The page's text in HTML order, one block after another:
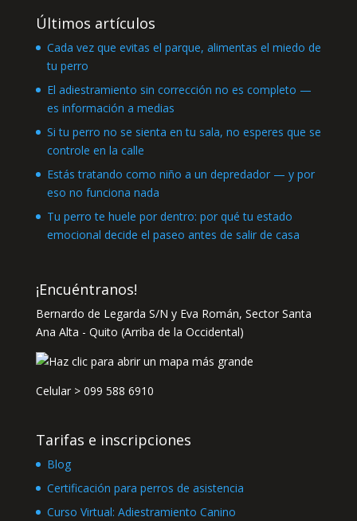
Últimos artículos
Cada vez que evitas el parque, alimentas el miedo de
tu perro
El adiestramiento sin corrección no es completo —
es información a medias
Si tu perro no se sienta en tu sala, no esperes que se
controle en la calle
Estás tratando como niño a un depredador — y por
eso no funciona nada
Tu perro te huele por dentro: por qué tu estado
emocional decide el paseo antes de salir de casa
¡Encuéntranos!
Bernardo de Legarda S/N y Eva Román, Sector Santa
Ana Alta - Quito (Arriba de la Occidental)
Celular > 099 588 6910
Tarifas e inscripciones
Blog
Certificación para perros de asistencia
Curso Virtual: Adiestramiento Canino